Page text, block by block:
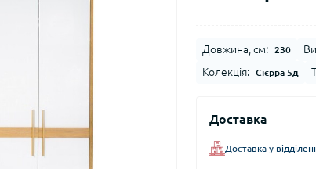
Довжина, см: 230
Колекція: Сієрра 5д
Доставка
Доставка у